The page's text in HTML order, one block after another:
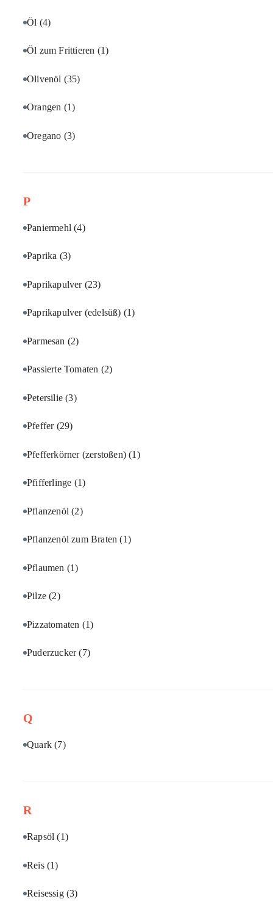
Öl (4)
Öl zum Frittieren (1)
Olivenöl (35)
Orangen (1)
Oregano (3)
P
Paniermehl(4)
Paprika (3)
Paprikapulver (23)
Paprikapulver (edelsüß) (1)
Parmesan (2)
Passierte Tomaten (2)
Petersilie(3)
Pfeffer (29)
Pfefferkörner (zerstoßen)(1)
Pfifferlinge (1)
Pflanzenöl(2)
Pflanzenöl zum Braten(1)
Pflaumen (1)
Pilze(2)
Pizzatomaten (1)
Puderzucker(7)
Q
Quark(7)
R
Rapsöl(1)
Reis (1)
Reisessig (3)